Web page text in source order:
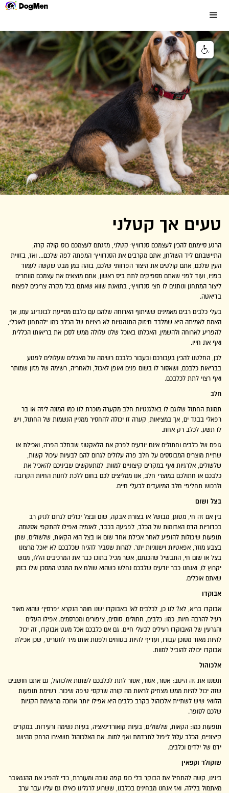
טעים אך קטלני
הרגע סיימתם להכין לעצמכם סנדוויץ' קטלני, מזגתם לעצמכם כוס קולה קרה,
התיישבתם ליד השולחן, אתם מקרבים את הסנדוויץ' המפתה לפה שלכם... ואז, בזווית
העין שלכם, אתם קולטים את היצור הפרוותי שלכם, בוהה במן מבט שקשה לעמוד
בפניו, ועוד לפני שאתם מספיקים לתת ביס ראשון, אתם מוצאים את עצמכם מוותרים
ליצור המתחנן ונותנים לו חצי סנדוויץ', בתואנת שווא שאתם בכל מקרה צריכים לפצוח
בדיאטה.
בעלי כלבים רבים מאמינים ששיתוף הארוחה שלהם עם כלבם מסייעת לבונדינג עמו, אך
האמת לאמיתה היא שמלבד חיזוק התנהגויות לא רצויות של הכלב כמו "להתחנן לאוכל",
להפריע לארוחה ולהשמין, האכלתו באוכל שלנו עלולה ממש לסכן את בריאותו הכללית
ואף את חייו.
לכן, החלטנו להכין בעבורכם ובעבור כלבכם רשימה של מאכלים שעלולים לפגוע
בבריאות כלבכם, ושאסור לו בשום פנים ואופן לאכול, ולאחריה, רשימה של מזון שמותר
ואף רצוי לתת לכלבכם.
חלב
תמונת החתול שלוגם לו באלגנטיות חלב מקערה מוכרת לנו כמו המונה ליזה או בר
רפאלי בבגד ים, אך במציאות, קערה זו יכולה להחסיר ממניין הנשמות של החתול, ויש
לו תשע. לכלב רק אחת.
גופם של כלבים וחתולים אינם יודעים לפרק את הלאקטוז שבחלב הפרה, ואכילת או
שתיית מוצרים המבוססים על חלב פרה עלולים לגרום להם לבעיות עיכול קשות,
שלשולים, אלרגיות ואף במקרים קיצוניים למוות. למתעקשים שביניכם להאכיל את
כלבכם או חתולכם במוצרי חלב, אנו ממליצים לכם בחום ללכת לחנות החיות הקרובה
ולרכוש תחליפי חלב המיועדים לבעלי חיים.
בצל ושום
בין אם זה חי, מטוגן, מבושל או בצורת אבקה, שום ובצל יכולים לגרום לנזק רב
בכדוריות הדם האדומות של הכלב, לפגיעה בכבד, לאנמיה ואפילו להתקפי אסטמה.
תופעות שיכולות להופיע לאחר אכילת אחד שום או בצל הוא הקאות, שלשולים, שתן
בצבע מוזר, אפאטיות וישנוניות יתר. למרות שסביר להניח שכלבכם לא יאכל מרצונו
בצל או שום חי, התבשיל שהכנתם, אשר מכיל בתוכו כבר את המרכיבים הללו, ממש
יקרוץ לו, ואנחנו כבר יודעים שלבכם נחלש כשהוא שולח את המבט המסכן שלו בזמן
שאתם אוכלים.
אבוקדו
אבוקדו בריא, לא? לנו כן, לכלבים לא! באבוקדו ישנו חומר הנקרא "פרסין" שהוא מאוד
רעיל להרבה חיות, כמו: כלבים, חתולים, סוסים, ציפורים ומכרסמים. אפילו העלים
והגרעין של האבוקדו רעילים לבעלי חיים. גם אם כלבכם אכל מעט אבוקדו, זה יכול
להיות מאוד מסוכן עבורו, ועדיף להיות בטוחים ולפנות אותו מיד לווטרינר, שכן אכילת
אבוקדו יכולה להוביל למוות.
אלכוהול
תשננו את זה היטב: אסור, אסור, אסור לתת לכלבכם לשתות אלכוהול, גם אתם חושבים
שזה יכול להיות ממש מצחיק לראות מה קורה שרקסי טיפה שיכור. רשימת תופעות
הלוואי שיש לשתיית אלכוהול בקרב כלבים היא אפילו יותר ארוכה מרשימת הקניות
שלכם לסופר.
תופעות כמו: הקאות, שלשולים, בעיות קואורדינאציה, בעיות נשימה ורעידות. במקרים
קיצוניים, הכלב עלול ליפול לתרדמת ואף למות. את האלכוהול תשאירו הרחק מהישג
ידם של ילדים וכלבים.
שוקולד וקפאין
בינינו, קשה להתחיל את הבוקר בלי כוס קפה טובה ומעוררת, כדי להפיג את ההנגאובר
מאתמול בלילה. ואז אנחנו מבחינים בכלבנו, ששרוע לרגלינו כאילו גם עליו עבר ערב